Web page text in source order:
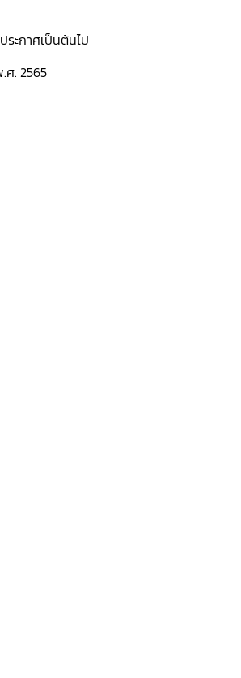
ะกาศเป็นต้นไป
. 2565